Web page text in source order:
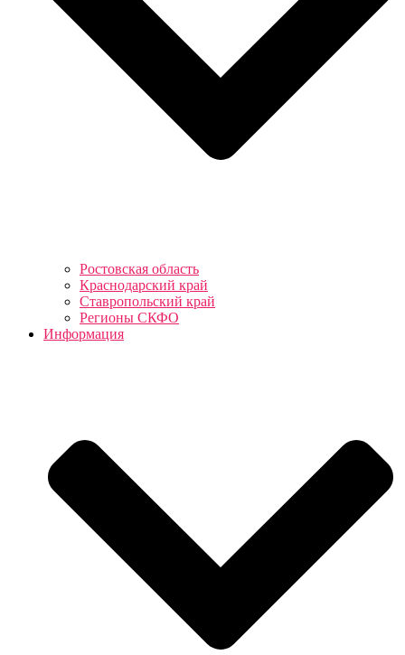
Ростовская область
Краснодарский край
Ставропольский край
Регионы СКФО
Информация